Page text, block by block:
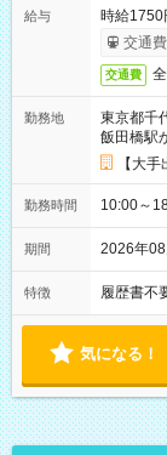
給与
時給1750
交通
交通費
勤務地
東京都千
飯田橋駅
【大
勤務時間 10:00～
期間 2026年
特徴 履歴書不
気になる！